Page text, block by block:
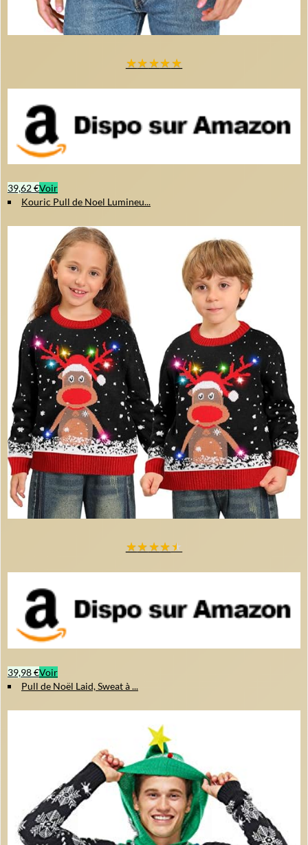
★★★★★
39,62 €Voir
Kouric Pull de Noel Lumineu...
★★★★★
39,98 €Voir
Pull de Noël Laid, Sweat à ...